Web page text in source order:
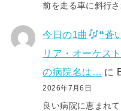
前を走る車に斜行
今日の1曲 ❝蒼
リア・オーケス
の病院名は… に
2026年7月6日
良い病院に恵まれ